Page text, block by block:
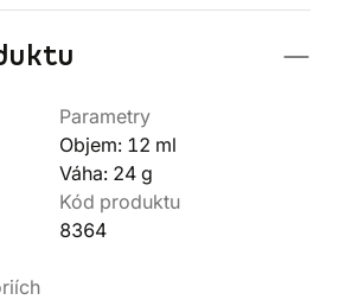
Parametry
Objem: 12 ml
Váha: 24 g
Kód produktu
8364